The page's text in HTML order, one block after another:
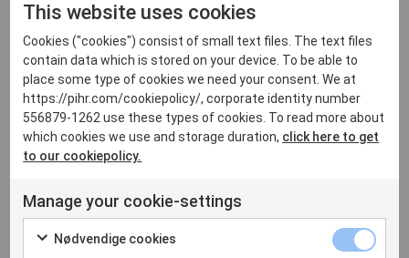
This website uses cookies
Cookies ("cookies") consist of small text files. The text files
contain data which is stored on your device. To be able to
place some type of cookies we need your consent. We at
https://pihr.com/cookiepolicy/, corporate identity number
556879-1262 use these types of cookies. To read more about
which cookies we use and storage duration, click here to get
to our cookiepolicy.
Manage your cookie-settings
Nødvendige cookies